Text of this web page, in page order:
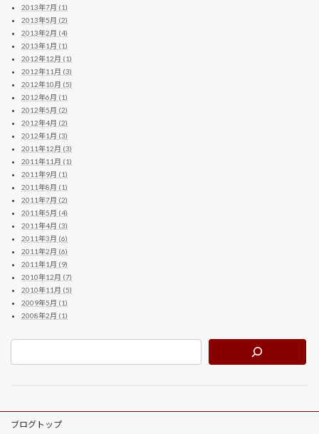
2013年7月 (1)
2013年5月 (2)
2013年2月 (4)
2013年1月 (1)
2012年12月 (1)
2012年11月 (3)
2012年10月 (5)
2012年6月 (1)
2012年5月 (2)
2012年4月 (2)
2012年1月 (3)
2011年12月 (3)
2011年11月 (1)
2011年9月 (1)
2011年8月 (1)
2011年7月 (2)
2011年5月 (4)
2011年4月 (3)
2011年3月 (6)
2011年2月 (6)
2011年1月 (9)
2010年12月 (7)
2010年11月 (5)
2009年5月 (1)
2008年2月 (1)
ブログトップ